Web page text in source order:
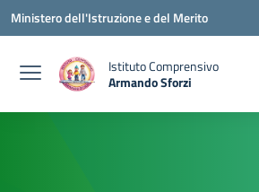
Vai ai contenuti
Vai al menu di navigazione
Vai al footer
Ministero dell'Istruzione e del Merito
Istituto Comprensivo
Armando Sforzi